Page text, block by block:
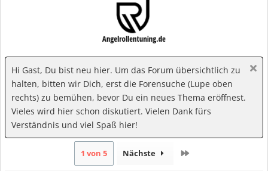
Hi Gast, Du bist neu hier. Um das Forum übersichtlich zu
halten, bitten wir Dich, erst die Forensuche (Lupe oben
rechts) zu bemühen, bevor Du ein neues Thema eröffnest.
Vieles wird hier schon diskutiert. Vielen Dank fürs
Verständnis und viel Spaß hier!
1 von 5 Nächste